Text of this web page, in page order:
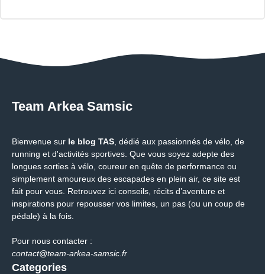
Team Arkea Samsic
Bienvenue sur le blog TAS , dédié aux passionnés de vélo, de
running et d'activités sportives. Que vous soyez adepte des
longues sorties à vélo, coureur en quête de performance ou
simplement amoureux des escapades en plein air, ce site est
fait pour vous. Retrouvez ici conseils, récits d’aventure et
inspirations pour repousser vos limites, un pas (ou un coup de
pédale) à la fois.
Pour nous contacter :
contact@team-arkea-samsic.fr
Categories